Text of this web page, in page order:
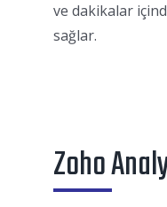
ve dakikalar
sağlar.
Zoho